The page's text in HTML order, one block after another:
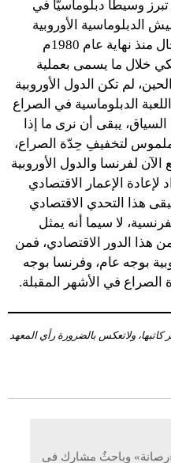
وسيطًا دبلوماسيًّا في
الدبلوماسية الأوروبية
بالأمر الجديد. فقد كان هذا هو الحال منذ نهاية عام 1980م
خلال ما يسمى بعملية
منذ ذلك الحين، لم تكن الدول الأوروبية
الدبلوماسية في الصراع
يبقى أن نرى ما إذا
لتخفيفِ حِدّة الصراع،
لفرنسا والدول الأوروبية
لإعادة الإعمار الاقتصادي
هذا التحدي الاقتصادي
لا سيما أنه يمثل
هذا الدور الاقتصادي، فمن
بوجه عام، وفرنسا بوجه
في الأشهر المقبلة.
كاتبها، ولاتعكس بالضرورة رأي المعهد
وباحثٌ مشارك في